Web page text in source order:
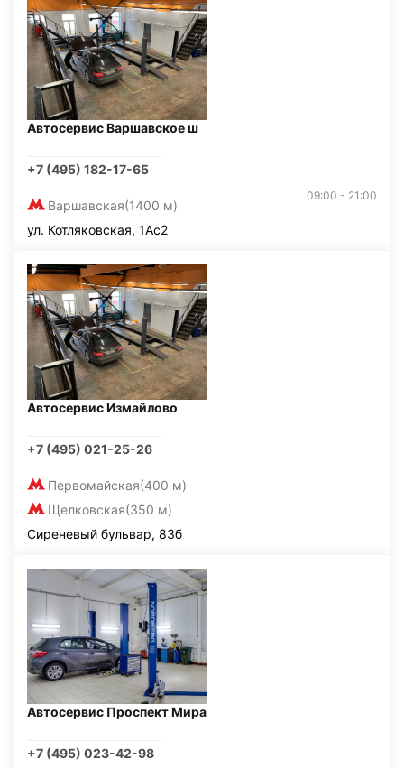
Автосервис Варшавское ш
+7 (495) 182-17-65
Варшавская(1400 м)
09:00 - 21:00
ул. Котляковская, 1Ас2
Автосервис Измайлово
+7 (495) 021-25-26
Первомайская(400 м)
Щелковская(350 м)
Сиреневый бульвар, 83б
Автосервис Проспект Мира
+7 (495) 023-42-98